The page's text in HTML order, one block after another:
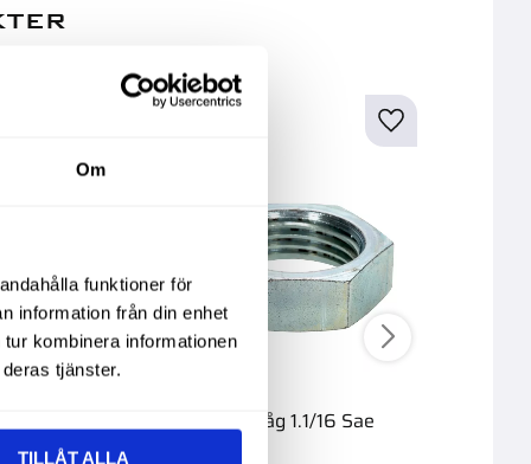
Om
funktioner för
information från din enhet
kombinera informationen
tjänster.
TILLÅT ALLA
Mutter Låg 1.1/16 Sae